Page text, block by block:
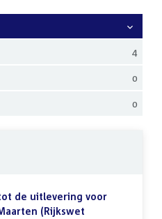
4
0
0
de uitlevering voor
(Rijkswet